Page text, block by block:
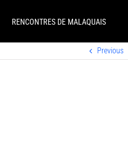
RENCONTRES DE MALAQUAIS
Previous